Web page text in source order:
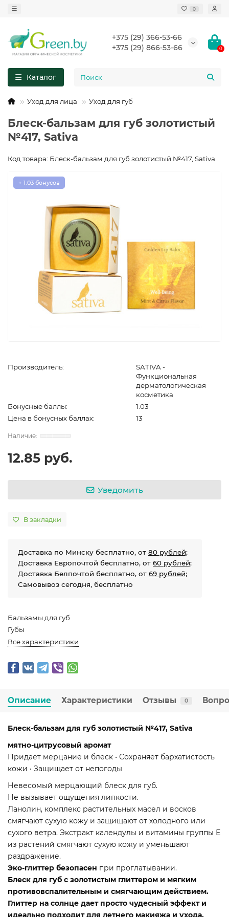
0
+375 (29) 366-53-66
+375 (29) 866-53-66
0
Каталог
Уход для лица Уход для губ
Блеск-бальзам для губ золотистый
№417, Sativa
Код товара: Блеск-бальзам для губ золотистый №417, Sativa
+ 1.03 бонусов
Производитель:
SATIVA -
Функциональная
дерматологическая
косметика
Бонусные баллы:
1.03
Цена в бонусных баллах:
13
12.85 руб.
Уведомить
В закладки
Доставка по Минску бесплатно, от 80 рублей;
Доставка Европочтой бесплатно, от 60 рублей;
Доставка Белпочтой бесплатно, от 69 рублей;
Самовывоз сегодня, бесплатно
Бальзамы для губ
Губы
Все характеристики
Описание Характеристики Отзывы 0
Блеск-бальзам для губ золотистый №417, Sativa
мятно-цитрусовый аромат
Придает мерцание и блеск • Сохраняет бархатистость
кожи • Защищает от непогоды
Невесомый мерцающий блеск для губ.
Не вызывает ощущения липкости.
Ланолин, комплекс растительных масел и восков
смягчают сухую кожу и защищают от холодного или
сухого ветра. Экстракт календулы и витамины группы Е
из растений смягчают сухую кожу и уменьшают
раздражение.
Эко-глиттер безопасен при проглатывании.
Блеск для губ с золотистым глиттером и мягким
противовспалительным и смягчающим действием.
Глиттер на солнце дает просто чудесный эффект и